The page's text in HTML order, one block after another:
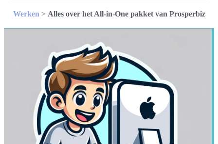
Werken > Alles over het All-in-One pakket van Prosperbiz